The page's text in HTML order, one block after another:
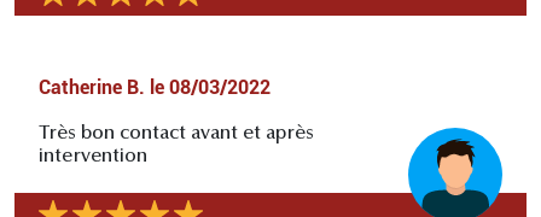
Catherine B. le 08/03/2022
Très bon contact avant et après
intervention